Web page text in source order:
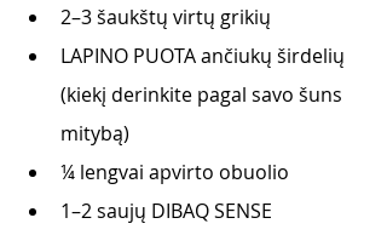
2–3 šaukštų virtų grikių
LAPINO PUOTA ančiukų širdelių
(kiekį derinkite pagal savo šuns
mitybą)
¼ lengvai apvirto obuolio
1–2 saujų DIBAQ SENSE